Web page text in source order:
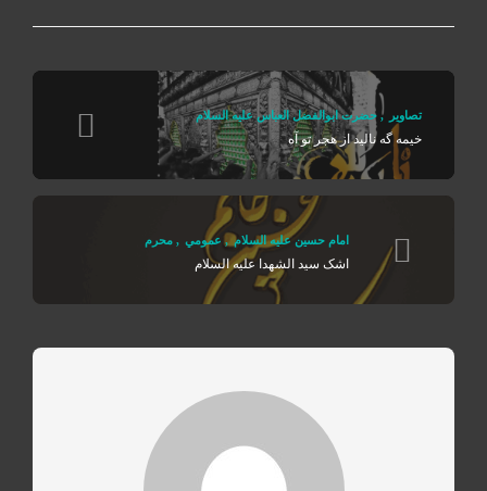
تصاوير , حضرت ابوالفضل العباس علیه السلام
خیمه گه نالید از هجر تو آه
امام حسین علیه السلام , عمومي , محرم
اشک سید الشهدا علیه السلام